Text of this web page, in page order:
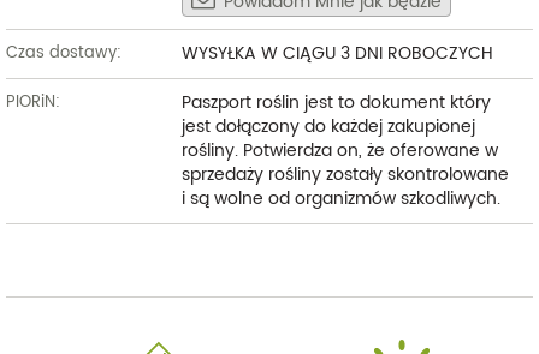
Czas dostawy: WYSYŁKA W CIĄGU 3 DNI ROBOCZYCH
PIORiN:
Paszport roślin jest to dokument który
jest dołączony do każdej zakupionej
rośliny. Potwierdza on, że oferowane w
sprzedaży rośliny zostały skontrolowane
i są wolne od organizmów szkodliwych.